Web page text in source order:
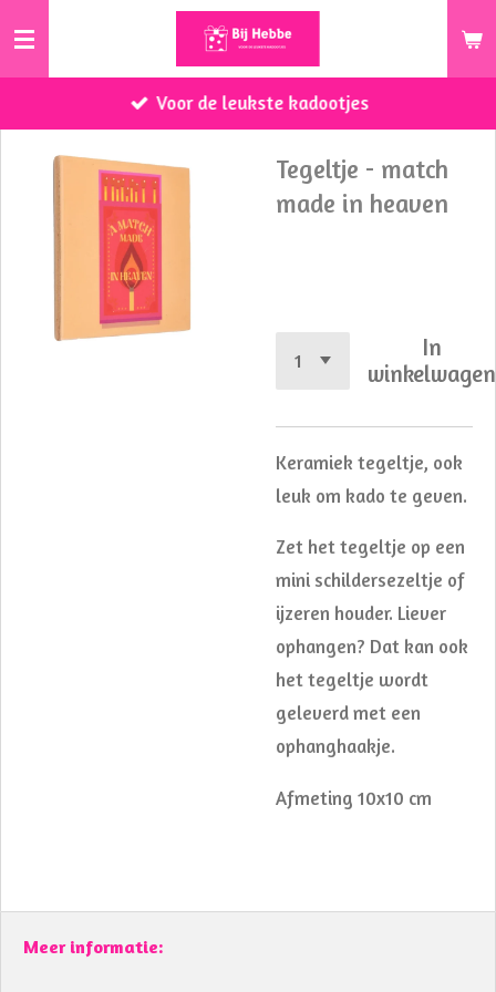
Ga
de
hoofdinhoud
Voor de leukste kadootjes
Tegeltje - match
made in heaven
In
winkelwagen
Keramiek tegeltje, ook
leuk om kado te geven.
Zet het tegeltje op een
mini schildersezeltje of
ijzeren houder. Liever
ophangen? Dat kan ook
het tegeltje wordt
geleverd met een
ophanghaakje.
Afmeting 10x10 cm
Meer informatie: